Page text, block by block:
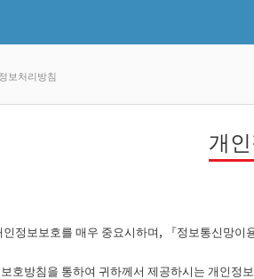
보처리방침
개
인정보보호를 매우 중요시하며, 『정보통신망
호방침을 통하여 귀하께서 제공하시는 개인정